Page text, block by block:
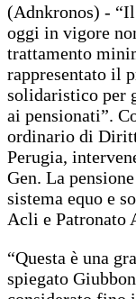
(Adnkronos) -
oggi in vigore
trattamento
rappresentato il
solidaristico per
ai pensionati”.
ordinario di
Perugia,
Gen. La
sistema equo e
Acli e Patronato
“Questa è una
spiegato